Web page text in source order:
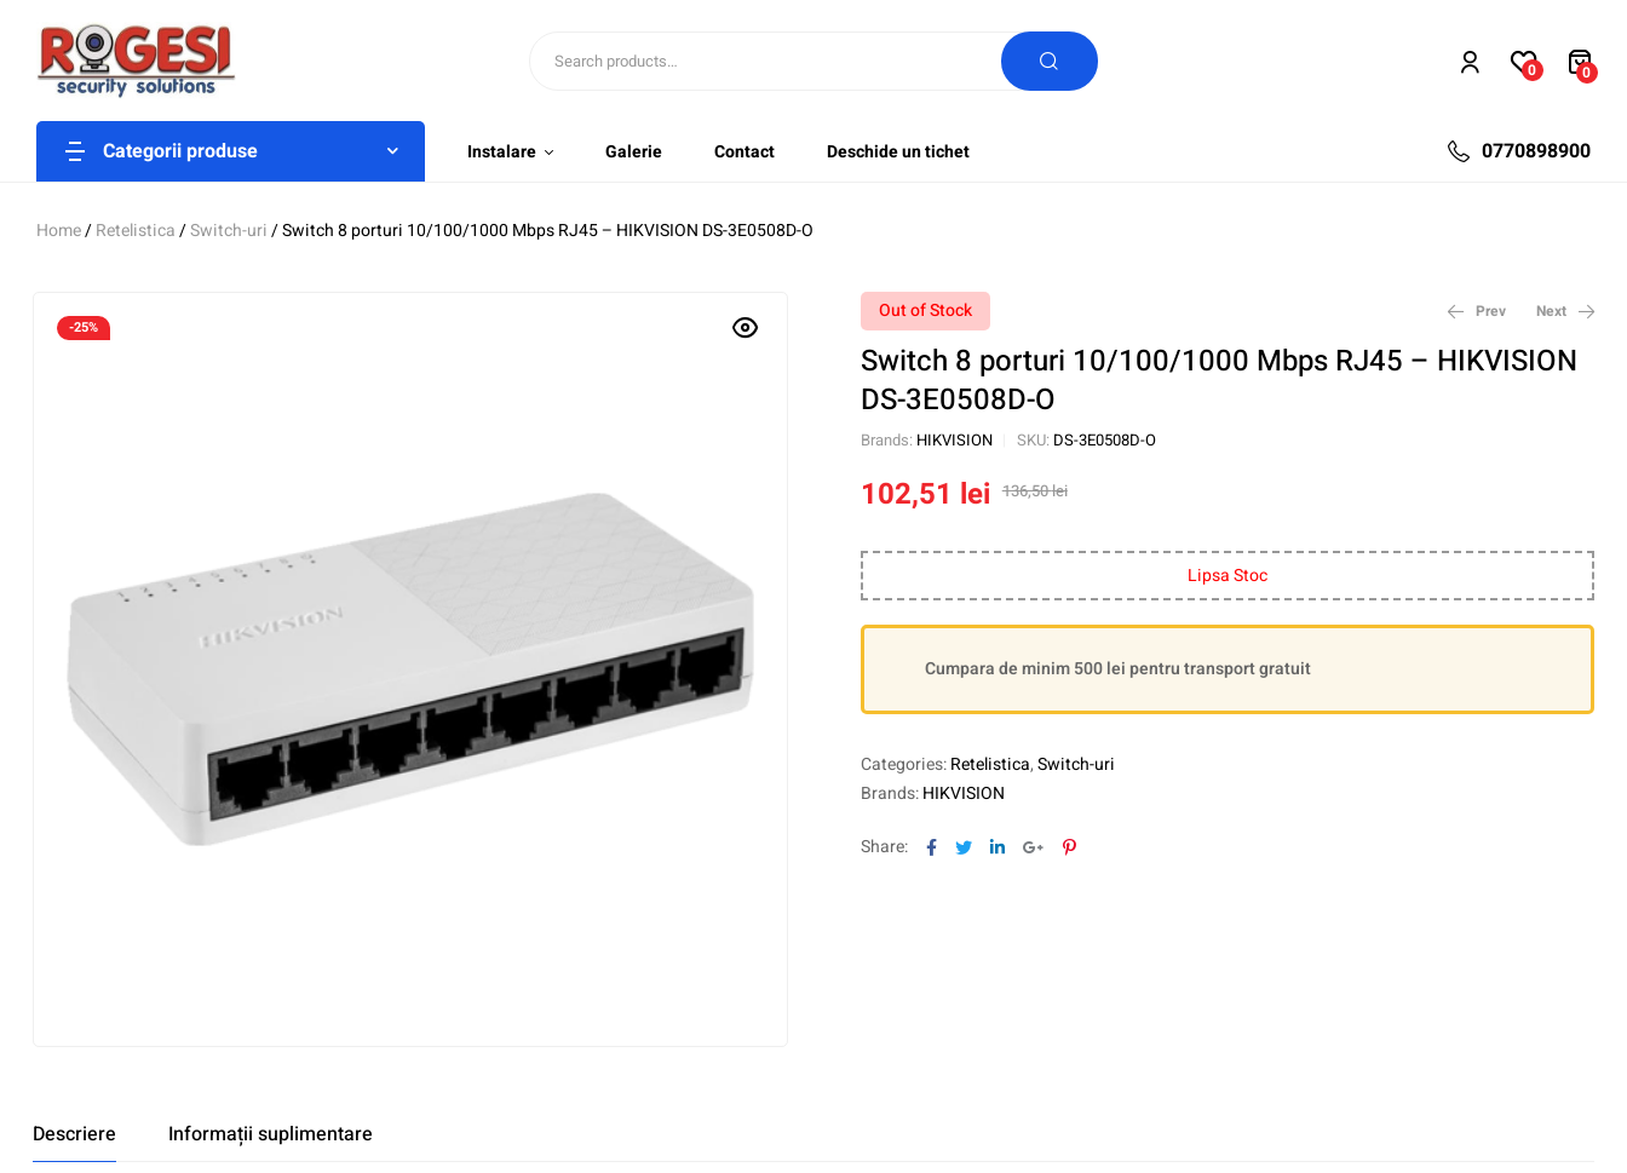
0 0
Categorii produse Instalare Galerie Contact Deschide un tichet 0770898900
Home/Retelistica/Switch-uri/ Switch 8 porturi 10/100/1000 Mbps RJ45 – HIKVISION DS-3E0508D-O
-25%
Out of Stock Prev Next
Switch 8 porturi 10/100/1000 Mbps RJ45 – HIKVISION
DS-3E0508D-O
Brands: HIKVISION SKU: DS-3E0508D-O
136,50lei
102,51 lei
Lipsa Stoc
Cumpara de minim 500 lei pentru transport gratuit
Categories:Retelistica,Switch-uri
Brands:HIKVISION
Share: Facebook
TwitterLinkedinGoogle+Pinterest
Descriere Informații suplimentare